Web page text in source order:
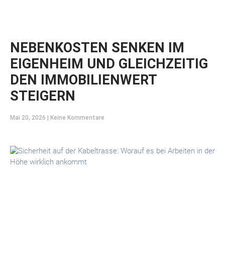
NEBENKOSTEN SENKEN IM
EIGENHEIM UND GLEICHZEITIG
DEN IMMOBILIENWERT
STEIGERN
Mai 20, 2026 Keine Kommentare